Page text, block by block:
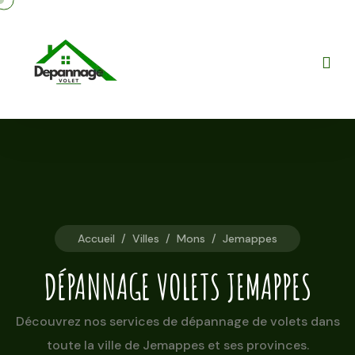
Accueil / Villes / Mons / Jemappes
DÉPANNAGE VOLETS JEMAPPES
Découvrez nos services de dépannage de volets dans
toute la ville de Jemappes et ses provinces.